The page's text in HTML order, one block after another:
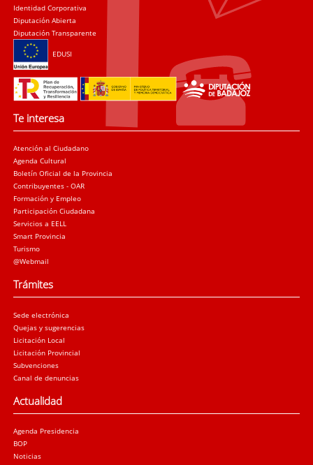
Identidad Corporativa
Diputación Abierta
Diputación Transparente
EDUSI
Te interesa
Atención al Ciudadano
Agenda Cultural
Boletín Oficial de la Provincia
Contribuyentes - OAR
Formación y Empleo
Participación Ciudadana
Servicios a EELL
Smart Provincia
Turismo
@Webmail
Trámites
Sede electrónica
Quejas y sugerencias
Licitación Local
Licitación Provincial
Subvenciones
Canal de denuncias
Actualidad
Agenda Presidencia
BOP
Noticias